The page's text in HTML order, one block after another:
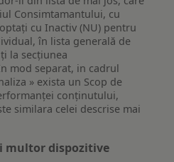
Consimtamantului, cu
cu Inactiv (NU) pentru
în lista generală de
la secțiunea
mod separat, in cadrul
» exista un Scop de
conținutului,
similara celei descrise mai
multor dispozitive